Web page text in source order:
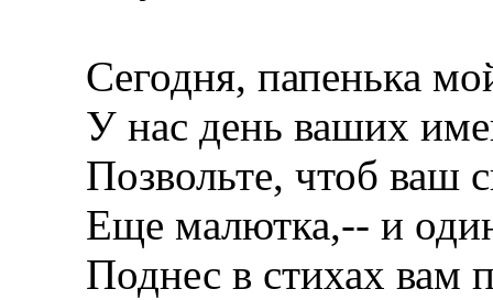
Сегодня, папенька
У нас день ваших
Позвольте, чтоб ваш
Еще малютка,-- и
Поднес в стихах вам